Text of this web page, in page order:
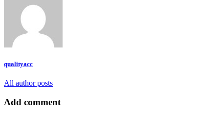
qualityacc
All author posts
Add comment